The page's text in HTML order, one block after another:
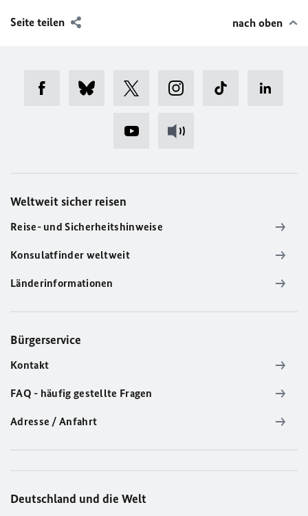
Seite teilen nach oben
Weltweit sicher reisen
Reise- und Sicherheitshinweise
Konsulatfinder weltweit
Länderinformationen
Bürgerservice
Kontakt
FAQ - häufig gestellte Fragen
Adresse / Anfahrt
Deutschland und die Welt